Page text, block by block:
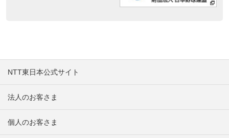
NTT東日本公式サイト
法人のお客さま
個人のお客さま